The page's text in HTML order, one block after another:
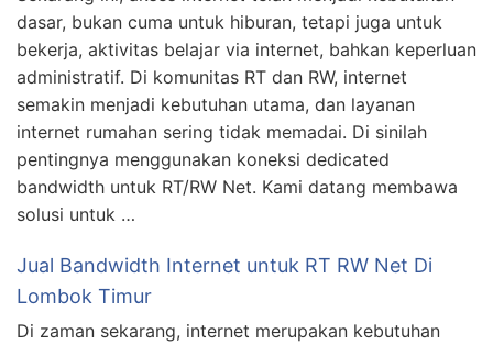
dasar, bukan cuma untuk hiburan, tetapi juga untuk
bekerja, aktivitas belajar via internet, bahkan keperluan
administratif. Di komunitas RT dan RW, internet
semakin menjadi kebutuhan utama, dan layanan
internet rumahan sering tidak memadai. Di sinilah
pentingnya menggunakan koneksi dedicated
bandwidth untuk RT/RW Net. Kami datang membawa
solusi untuk …
Jual Bandwidth Internet untuk RT RW Net Di
Lombok Timur
Di zaman sekarang, internet merupakan kebutuhan